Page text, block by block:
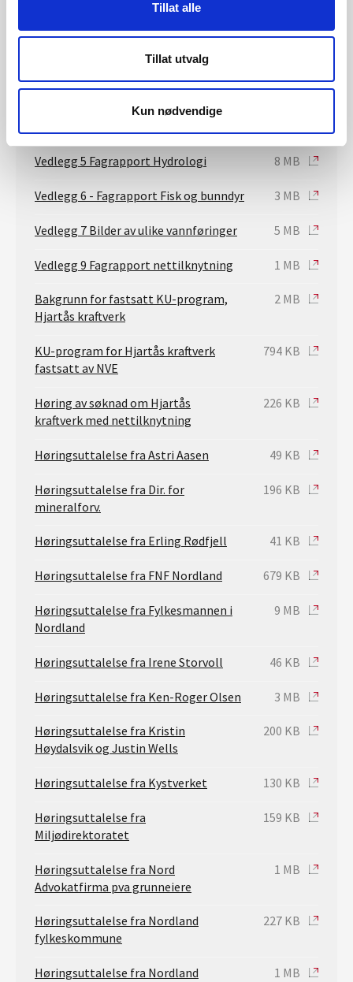
Tillat alle
Tillat utvalg
Kun nødvendige
Vedlegg 2 Hydrologiske konsekvenser 2 MB
ukesvannføringer før og etter
Vedlegg 5 Fagrapport Hydrologi 8 MB
Vedlegg 6 - Fagrapport Fisk og bunndyr 3 MB
Vedlegg 7 Bilder av ulike vannføringer 5 MB
Vedlegg 9 Fagrapport nettilknytning 1 MB
Bakgrunn for fastsatt KU-program,
Hjartås kraftverk
2 MB
KU-program for Hjartås kraftverk
fastsatt av NVE
794 KB
Høring av søknad om Hjartås
kraftverk med nettilknytning
226 KB
Høringsuttalelse fra Astri Aasen 49 KB
Høringsuttalelse fra Dir. for
mineralforv.
196 KB
Høringsuttalelse fra Erling Rødfjell 41 KB
Høringsuttalelse fra FNF Nordland 679 KB
Høringsuttalelse fra Fylkesmannen i
Nordland
9 MB
Høringsuttalelse fra Irene Storvoll 46 KB
Høringsuttalelse fra Ken-Roger Olsen 3 MB
Høringsuttalelse fra Kristin
Høydalsvik og Justin Wells
200 KB
Høringsuttalelse fra Kystverket 130 KB
Høringsuttalelse fra
Miljødirektoratet
159 KB
Høringsuttalelse fra Nord
Advokatfirma pva grunneiere
1 MB
Høringsuttalelse fra Nordland
fylkeskommune
227 KB
Høringsuttalelse fra Nordland
1 MB